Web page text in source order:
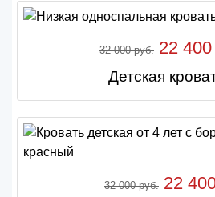
32 000 руб. 22
Детская
32 000 руб. 22